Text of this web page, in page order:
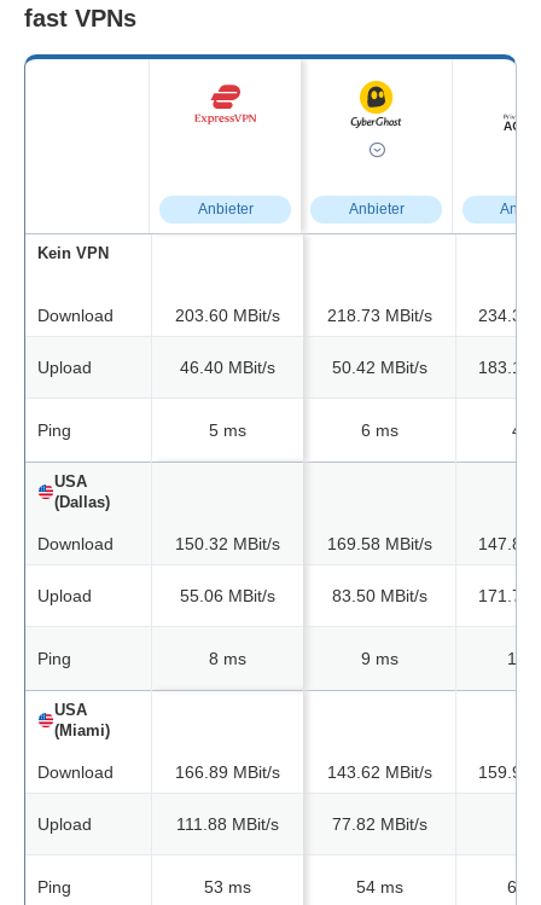
fast VPNs
Anbieter Anbieter
Kein VPN
Download
Upload
Ping
USA
(Dallas)
Download
Upload
Ping
USA
(Miami)
Download
Upload
Ping
203.60 MBit/s
46.40 MBit/s
5 ms
150.32 MBit/s
55.06 MBit/s
8 ms
166.89 MBit/s
111.88 MBit/s
53 ms
218.73 MBit/s
50.42 MBit/s
6 ms
169.58 MBit/s
83.50 MBit/s
9 ms
143.62 MBit/s
77.82 MBit/s
54 ms
234.37
183.14
4
147.88
171.73
12
159.95
61